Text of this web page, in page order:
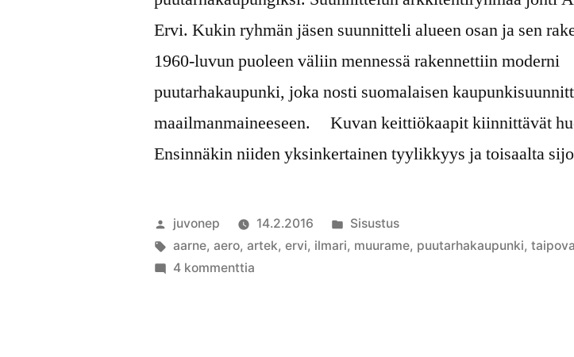
Ervi. Kukin ryhmän jäsen suunnitteli alueen osan ja sen
1960-luvun puoleen väliin mennessä rakennettiin moderni
puutarhakaupunki, joka nosti suomalaisen
maailmanmaineeseen. Kuvan keittiökaapit kiinnittävät
Ensinnäkin niiden yksinkertainen tyylikkyys ja toisaalta
Artikkelin
julkaisija
on
juvonep 14.2.2016
Julkaistu
kategoriassa
Sisustus
Avainsanat:
aarne,aero,artek,ervi, ilmari, muurame, puutarhakaupunki,
4 kommenttia